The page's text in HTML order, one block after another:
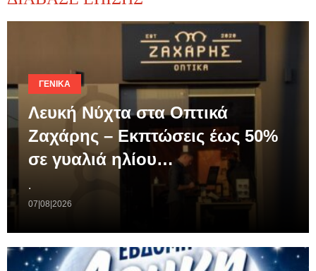
ΓΕΝΙΚΆ
Λευκή Νύχτα στα Οπτικά
Ζαχάρης – Εκπτώσεις έως 50%
σε γυαλιά ηλίου…
.
07|08|2026